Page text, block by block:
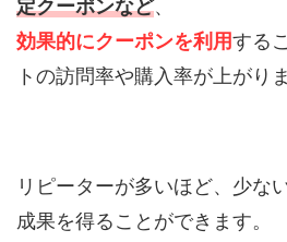
定クーポンなど、
効果的にクーポンを利用する
トの訪問率や購入率が上がりま
リピーターが多いほど、少な
成果を得ることができます。